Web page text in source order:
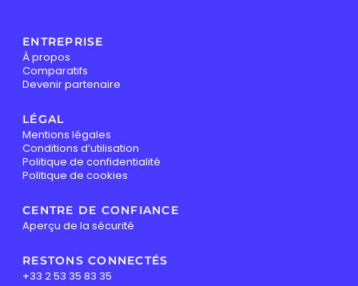
ENTREPRISE
À propos
Comparatifs
Devenir partenaire
LÉGAL
Mentions légales
Conditions d’utilisation
Politique de confidentialité
Politique de cookies
CENTRE DE CONFIANCE
Aperçu de la sécurité
RESTONS CONNECTÉS
+33 2 53 35 83 35